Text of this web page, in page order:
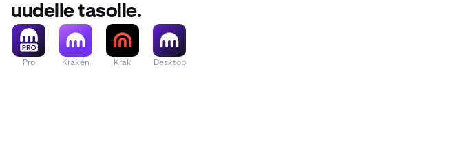
uudelle tasolle.
Pro Kraken Krak Desktop